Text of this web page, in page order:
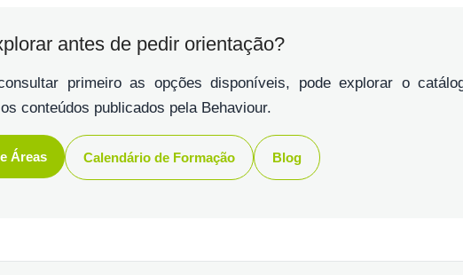
antes de pedir orientação?
primeiro as opções disponíveis, pode explorar o
conteúdos publicados pela Behaviour.
Áreas Calendário de Formação Blog